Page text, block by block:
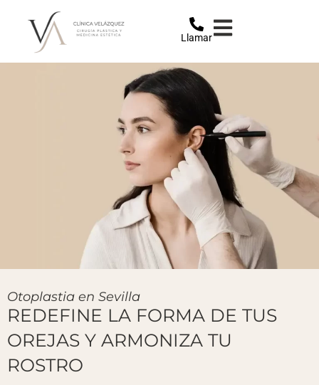
Llamar
Otoplastia en Sevilla
REDEFINE LA FORMA DE TUS
OREJAS Y ARMONIZA TU
ROSTRO